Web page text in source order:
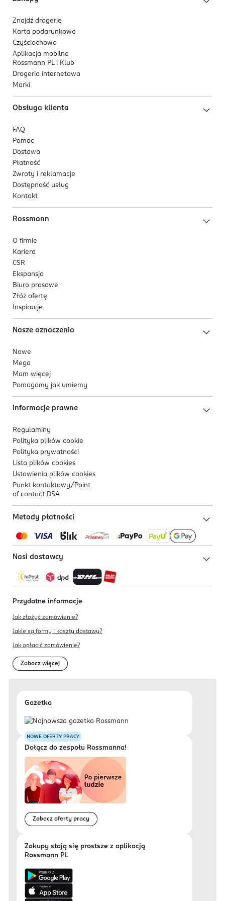
Znajdź drogerię
Karta podarunkowa
Czyściochowo
Aplikacja mobilna
Rossmann PL i Klub
Drogeria internetowa
Marki
Obsługa klienta
FAQ
Pomoc
Dostawa
Płatność
Zwroty i reklamacje
Dostępność usług
Kontakt
Rossmann
O firmie
Kariera
CSR
Ekspansja
Biuro prasowe
Złóż ofertę
Inspiracje
Nasze oznaczenia
Nowe
Mega
Mam więcej
Pomagamy jak umiemy
Informacje prawne
Regulaminy
Polityka plików cookie
Polityka prywatności
Lista plików cookies
Ustawienia plików cookies
Punkt kontaktowy/ Point
of contact DSA
Metody płatności
Nasi dostawcy
Przydatne informacje
Jak złożyć zamówienie?
Jakie są formy i koszty dostawy?
Jak opłacić zamówienie?
Zobacz więcej
Gazetka
NOWE OFERTY PRACY
Dołącz do zespołu Rossmanna!
Zobacz oferty pracy
Zakupy stają się prostsze z aplikacją
Rossmann PL